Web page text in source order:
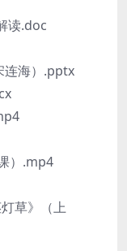
读.doc
连海）.pptx
）.mp4
草》（上